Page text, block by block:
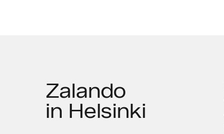
Zalando
in Helsinki